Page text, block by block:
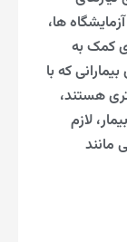
ها،
کمک به
که با
هستند،
لازم
مانند